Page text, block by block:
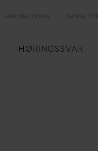
HØRINGSSVAR